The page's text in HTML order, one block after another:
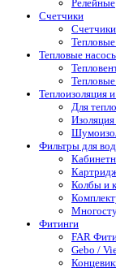
Релейные
Счетчики
Тепловые
Теплоизоляция
Для
Фильтры для
Колбы и
Фитинги
FAR
Gebo /